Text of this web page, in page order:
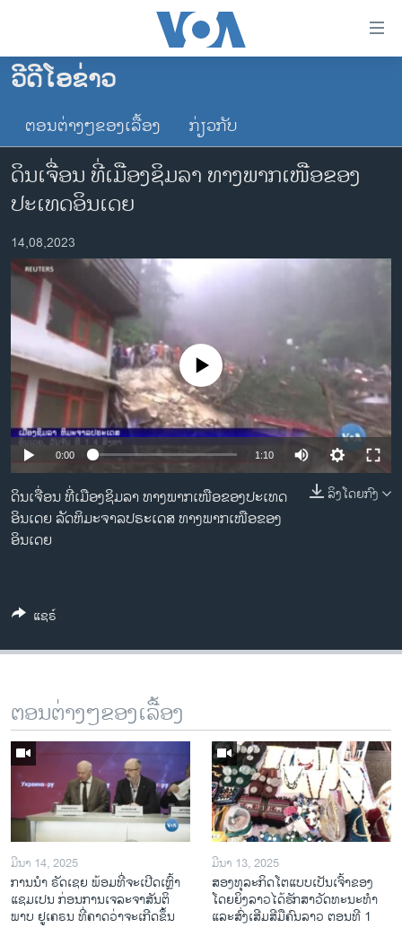
ເຂົ້າ
ຂ້າມ
ຂ້າມ
ໄປ
ຫາ
ຊອກ
ຄົ້ນ
ໂຮມເພຈ
ລາວ
ອາເມຣິກາ
ການເລືອກຕັ້ງ ປະທານາທີບໍດີ ສະຫະລັດ 2024
ໂລກ
ເອເຊຍ
ອິດສະຫຼະພາບດ້ານການຂ່າວ
ຊີວິດຊາວລາວ
ຊຸມຊົນຊາວລາວ
ວິທະຍາສາດ-ເທັກໂນໂລຈີ
ທຸລະກິດ
ພາສາອັງກິດ
ວີດີໂອ
ສຽງ
ລາຍງານ
ວີດີໂອຂ່າວ
ຕອນຕ່າງໆຂອງເລື້ອງ ກ່ຽວກັບ
ດິນເຈື່ອນ ທີ່ເມືອງຊິມລາ ທາງພາກເໜືອຂອງ
ປະເທດອິນເດຍ
14,08,2023
No media source currently available
0:00 1:10
ລິງໂດຍກົງ
ດິນເຈື່ອນ ທີ່ເມືອງຊິມລາ ທາງພາກເໜືອຂອງປະເທດ
ອິນເດຍ ລັດຫິມະຈາລປຣະເດສ ທາງພາກເໜືອຂອງ
ອິນເດຍ
ແຊຣ໌
ຕອນຕ່າງໆຂອງເລື້ອງ
ມີນາ 14, 2025
ການ​ນຳ ຣັດ​ເຊຍ ພ້ອມ​ທີ່​ຈະ​ເປີ​ດ​ເຫຼົ້າ​
ແຊມ​ເປນ ກ່ອນການ​ເຈ​ລະ​ຈາ​ສັນ​ຕິ​
ພາບ ຢູ​ເຄ​ຣນ ທີ່​ຄາດ​ວ່າ​ຈະ​ເກີດ​ຂຶ້ນ
ມີນາ 13, 2025
ສອງທຸລະກິດໂຕແບບເປັນເຈົ້າຂອງ
ໂດຍຍິງລາວໄດ້ຮັກສາວັດທະນະທຳ
ແລະສົ່ງເສີມສີມືຄົນລາວ ຕອນທີ 1